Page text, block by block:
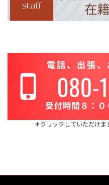
＊クリックしていただけ